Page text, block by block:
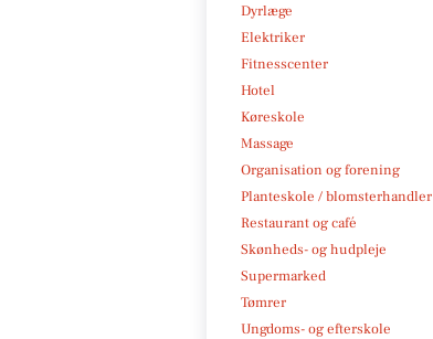
Dyrlæge
Elektriker
Fitnesscenter
Hotel
Køreskole
Massage
Organisation og forening
Planteskole / blomsterhandler
Restaurant og café
Skønheds- og hudpleje
Supermarked
Tømrer
Ungdoms- og efterskole